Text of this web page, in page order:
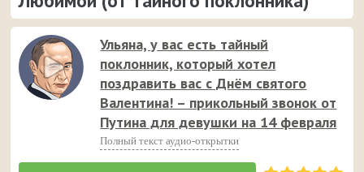
Ульяна, у вас есть тайный
поклонник, который хотел
поздравить вас с Днём святого
Валентина! – прикольный звонок от
Путина для девушки на 14 февраля
Полный текст аудио-открытки